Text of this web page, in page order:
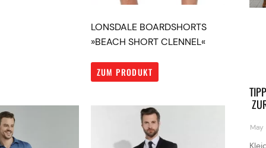
LONSDALE BOARDSHORTS
»BEACH SHORT CLENNEL«
ZUM PRODUKT